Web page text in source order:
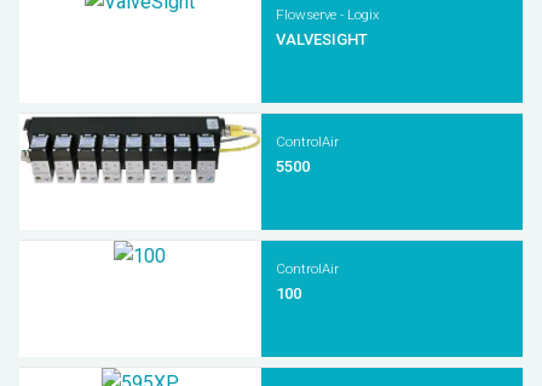
Flowserve - Logix
VALVESIGHT
ControlAir
5500
ControlAir
100